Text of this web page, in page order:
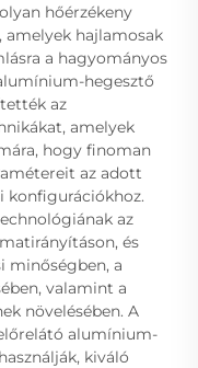
hőérzékeny
hajlamosak
a hagyományos
hegesztő
az
amelyek
hogy finoman
az adott
konfigurációkhoz.
az
és
minőségben, a
valamint a
növelésében. A
alumínium-
kiváló